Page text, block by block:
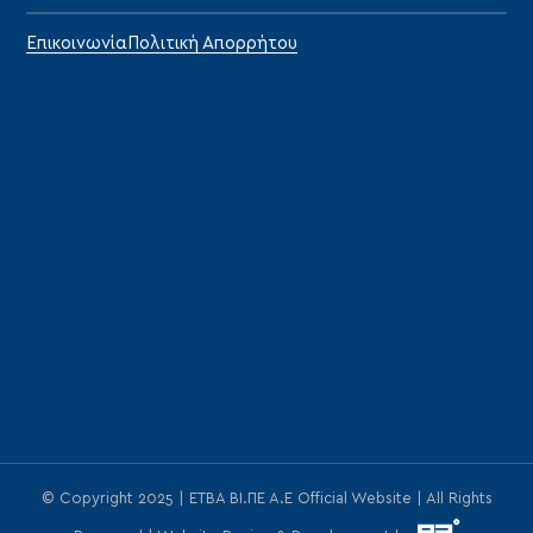
Επικοινωνία Πολιτική Απορρήτου
© Copyright 2025 | ΕΤΒΑ ΒΙ.ΠΕ Α.Ε Official Website | All Rights